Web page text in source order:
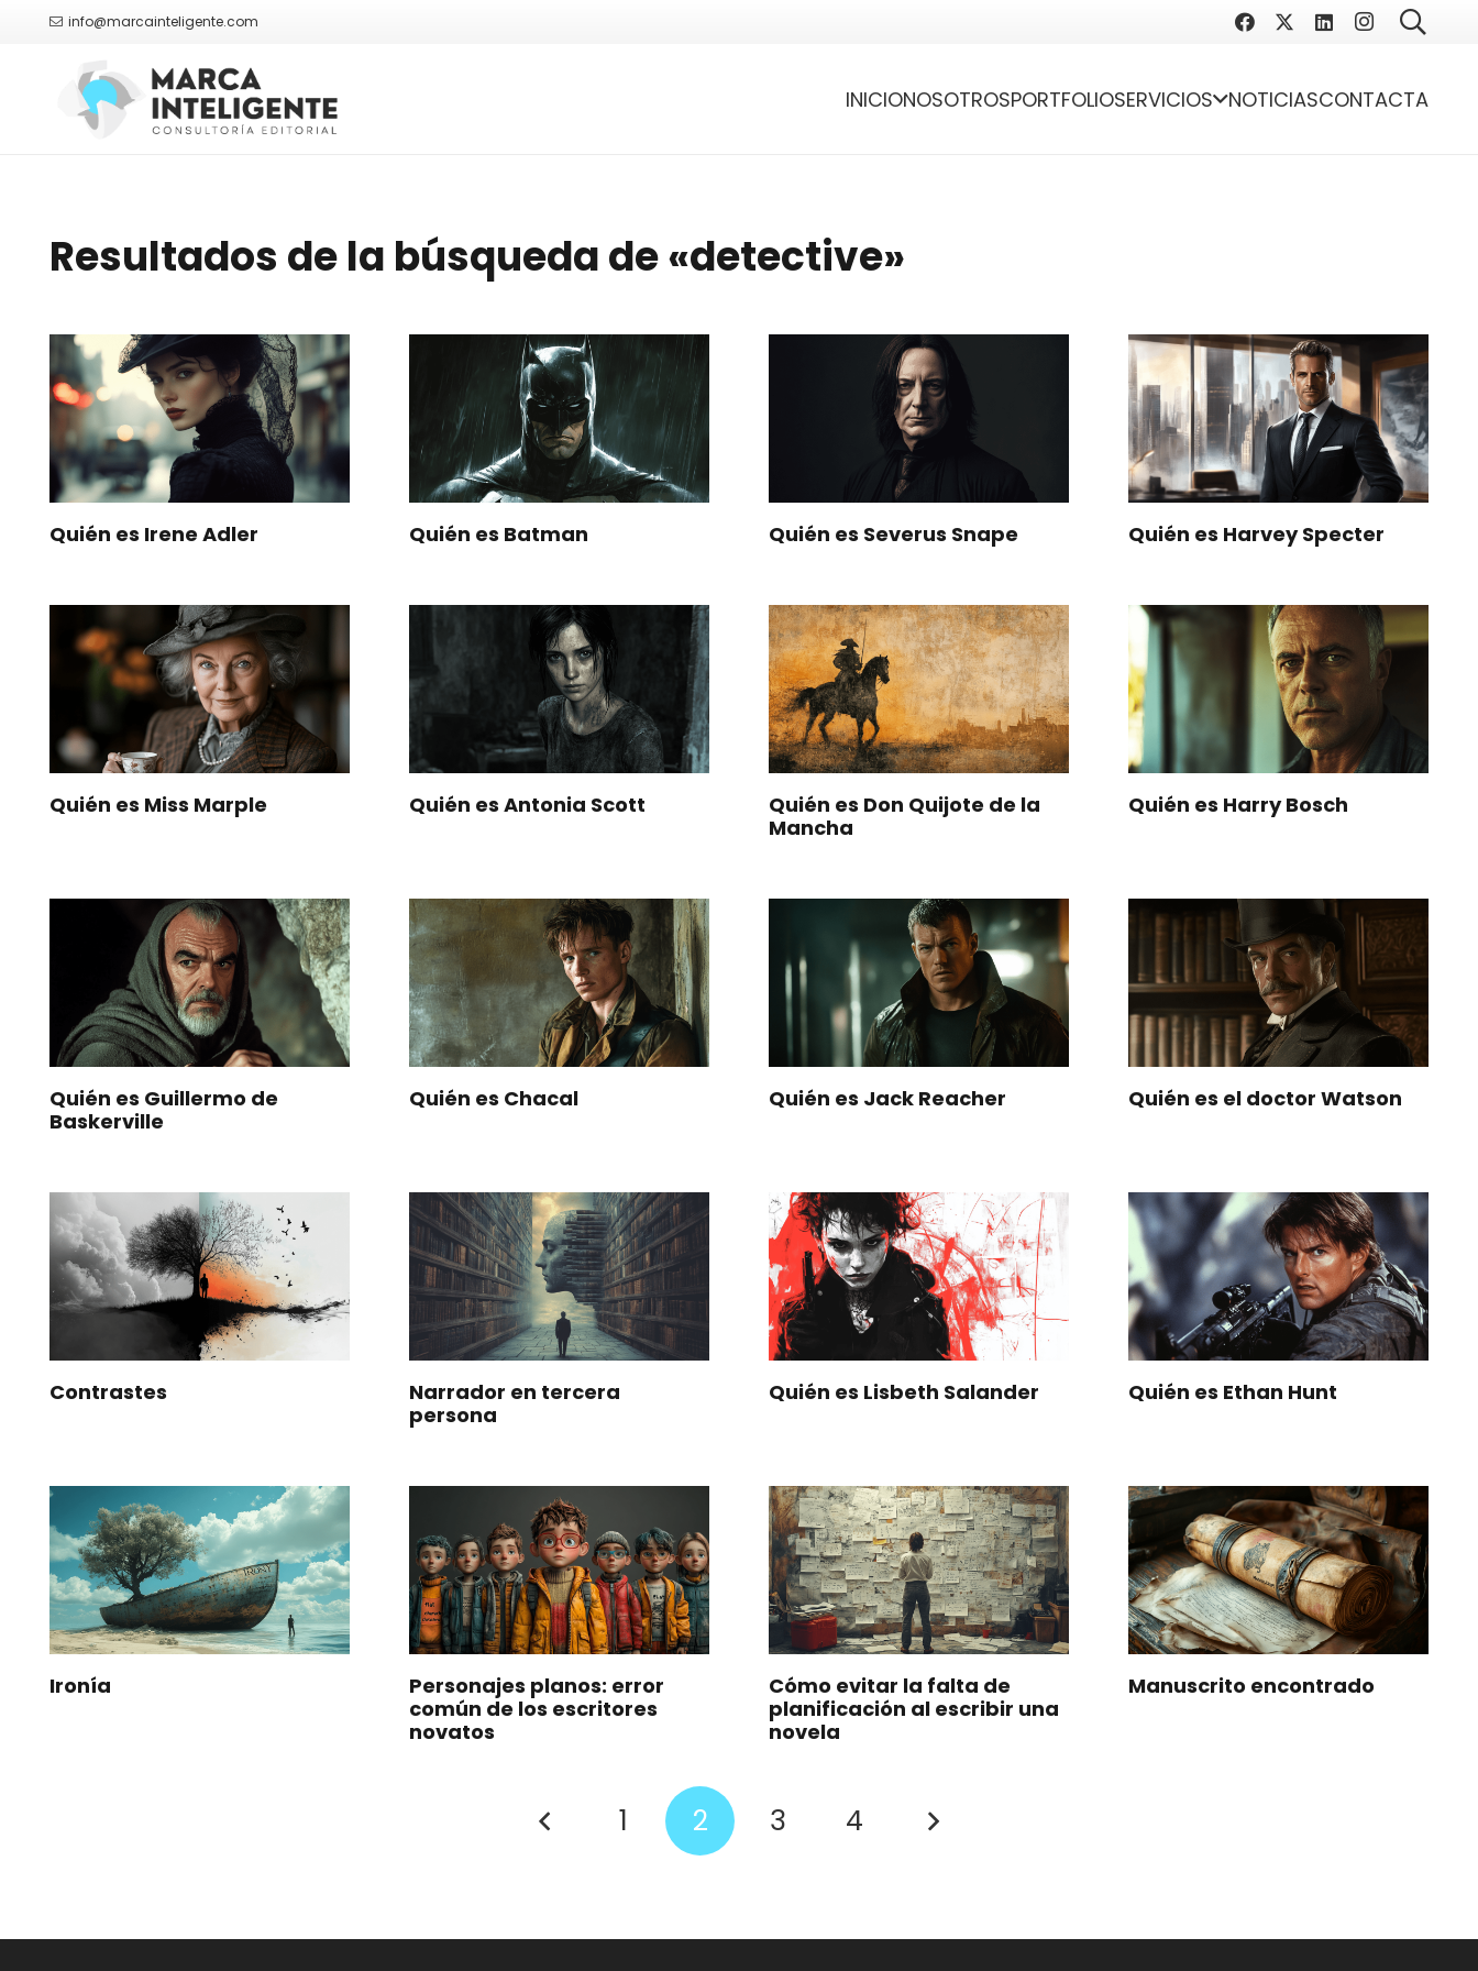
info@marcainteligente.com
INICIONOSOTROSPORTFOLIOSERVICIOS NOTICIASCONTACTA
Resultados de la búsqueda de «detective»
Quién es Irene Adler Quién es Batman Quién es Severus Snape Quién es Harvey Specter
Quién es Miss Marple Quién es Antonia Scott
Quién es Don Quijote de la
Mancha
Quién es Harry Bosch
Quién es Guillermo de
Baskerville
Quién es Chacal Quién es Jack Reacher Quién es el doctor Watson
Contrastes
Narrador en tercera
persona
Quién es Lisbeth Salander Quién es Ethan Hunt
Ironía
Personajes planos: error
común de los escritores
novatos
Cómo evitar la falta de
planificación al escribir una
novela
Manuscrito encontrado
1 2 3 4